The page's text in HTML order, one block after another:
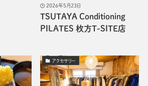
TSUTAYA Conditioning
PILATES 枚方T-SITE店
2026年5月23日
アクセサリー